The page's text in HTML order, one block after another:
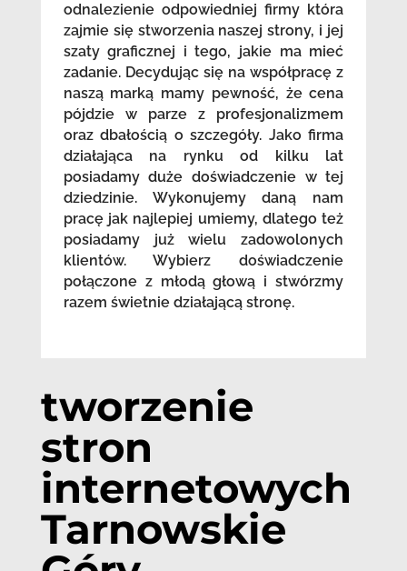
odnalezienie odpowiedniej firmy która
zajmie się stworzenia naszej strony, i jej
szaty graficznej i tego, jakie ma mieć
zadanie. Decydując się na współpracę z
naszą marką mamy pewność, że cena
pójdzie w parze z profesjonalizmem
oraz dbałością o szczegóły. Jako firma
działająca na rynku od kilku lat
posiadamy duże doświadczenie w tej
dziedzinie. Wykonujemy daną nam
pracę jak najlepiej umiemy, dlatego też
posiadamy już wielu zadowolonych
klientów. Wybierz doświadczenie
połączone z młodą głową i stwórzmy
razem świetnie działającą stronę.
tworzenie
stron
internetowych
Tarnowskie